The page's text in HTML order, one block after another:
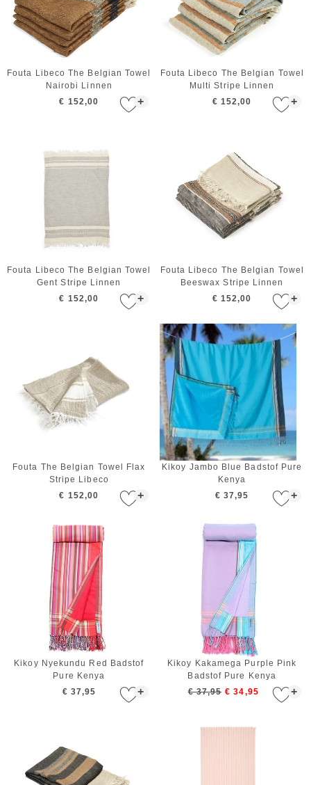
+
Fouta Libeco The Belgian Towel
Nairobi Linnen
€ 152,00
+
Fouta Libeco The Belgian Towel
Multi Stripe Linnen
€ 152,00
+
Fouta Libeco The Belgian Towel
Gent Stripe Linnen
€ 152,00
+
Fouta Libeco The Belgian Towel
Beeswax Stripe Linnen
€ 152,00
+
Fouta The Belgian Towel Flax
Stripe Libeco
€ 152,00
+
Kikoy Jambo Blue Badstof Pure
Kenya
€ 37,95
+
Kikoy Nyekundu Red Badstof
Pure Kenya
€ 37,95
+
Kikoy Kakamega Purple Pink
Badstof Pure Kenya
€ 37,95 € 34,95